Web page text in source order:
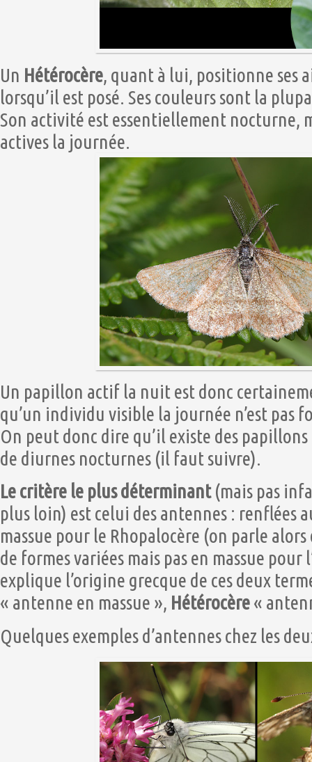
Un Hétérocère, quant à lui, positionne ses
lorsqu’il est posé. Ses couleurs sont la
Son activité est essentiellement nocturne,
actives la journée.
Un papillon actif la nuit est donc
qu’un individu visible la journée n’est pas
On peut donc dire qu’il existe des
de diurnes nocturnes (il faut suivre).
Le critère le plus déterminant(mais pas
plus loin) est celui des antennes : renflées
massue pour le Rhopalocère (on parle
de formes variées mais pas en massue pour
explique l’origine grecque de ces deux
« antenne en massue », Hétérocère«
Quelques exemples d’antennes chez les